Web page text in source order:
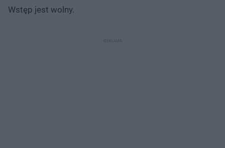
Wstęp jest wolny.